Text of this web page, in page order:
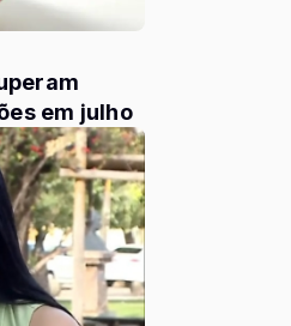
em julho